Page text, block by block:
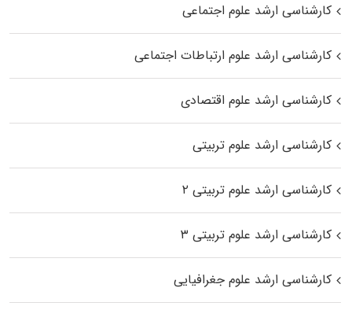
کارشناسی ارشد علوم اجتماعی
کارشناسی ارشد علوم ارتباطات اجتماعی
کارشناسی ارشد علوم اقتصادی
کارشناسی ارشد علوم تربیتی
کارشناسی ارشد علوم تربیتی ۲
کارشناسی ارشد علوم تربیتی ۳
کارشناسی ارشد علوم جغرافیایی